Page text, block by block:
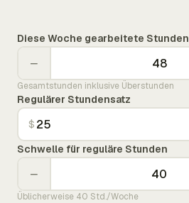
Diese Woche gearbeitete Stunden
−
Gesamtstunden inklusive Überstunden
Regulärer Stundensatz
$
Schwelle für reguläre Stunden
−
Üblicherweise 40 Std./Woche